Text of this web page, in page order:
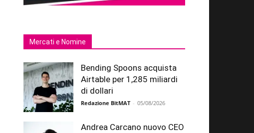
Mercati e Nomine
Bending Spoons acquista
Airtable per 1,285 miliardi
di dollari
Redazione BitMAT - 05/08/2026
Andrea Carcano nuovo CEO